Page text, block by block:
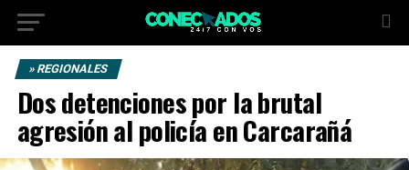
» REGIONALES
Dos detenciones por la brutal
agresión al policía en Carcarañá